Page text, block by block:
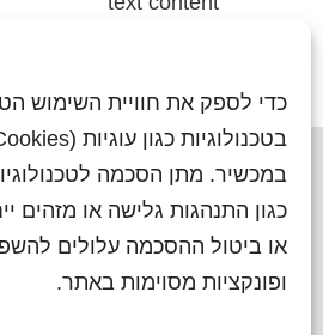
כדי לספק את חוויית השימוש
במכשיר. מתן הסכמה
כגון התנהגות גלישה או מזהים
או ביטול ההסכמה עלולים
ופונקציות מסוימות באתר.